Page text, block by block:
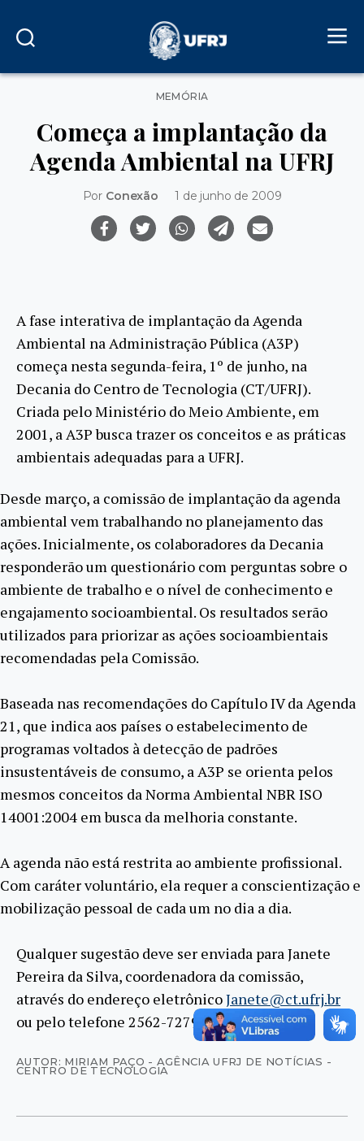
Categorias
MEMÓRIA
Começa a implantação da
Agenda Ambiental na UFRJ
Por Conexão 1 de junho de 2009
A fase interativa de implantação da Agenda
Ambiental na Administração Pública (A3P)
começa nesta segunda-feira, 1º de junho, na
Decania do Centro de Tecnologia (CT/UFRJ).
Criada pelo Ministério do Meio Ambiente, em
2001, a A3P busca trazer os conceitos e as práticas
ambientais adequadas para a UFRJ.
Desde março, a comissão de implantação da agenda
ambiental vem trabalhando no planejamento das
ações. Inicialmente, os colaboradores da Decania
responderão um questionário com perguntas sobre o
ambiente de trabalho e o nível de conhecimento e
engajamento socioambiental. Os resultados serão
utilizados para priorizar as ações socioambientais
recomendadas pela Comissão.
Baseada nas recomendações do Capítulo IV da Agenda
21, que indica aos países o estabelecimento de
programas voltados à detecção de padrões
insustentáveis de consumo, a A3P se orienta pelos
mesmos conceitos da Norma Ambiental NBR ISO
14001:2004 em busca da melhoria constante.
A agenda não está restrita ao ambiente profissional.
Com caráter voluntário, ela requer a conscientização e
mobilização pessoal de cada um no dia a dia.
Qualquer sugestão deve ser enviada para Janete
Pereira da Silva, coordenadora da comissão,
através do endereço eletrônicoJanete@ct.ufrj.br
ou pelo telefone 2562-7279.
AUTOR: MIRIAM PAÇO - AGÊNCIA UFRJ DE NOTÍCIAS -
CENTRO DE TECNOLOGIA